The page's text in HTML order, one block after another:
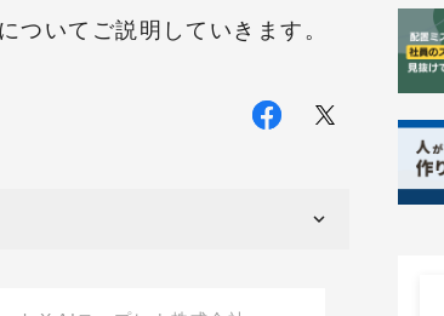
ついてご説明していきます。